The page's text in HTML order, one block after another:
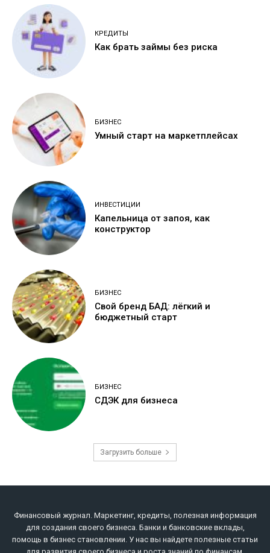
КРЕДИТЫ
Как брать займы без риска
БИЗНЕС
Умный старт на маркетплейсах
ИНВЕСТИЦИИ
Капельница от запоя, как
конструктор
БИЗНЕС
Свой бренд БАД: лёгкий и
бюджетный старт
БИЗНЕС
СДЭК для бизнеса
Загрузить больше
Финансовый журнал. Маркетинг, кредиты, полезная информация
для создания своего бизнеса. Банки и банковские вклады,
помощь в бизнес становлении. У нас вы найдете полезные статьи